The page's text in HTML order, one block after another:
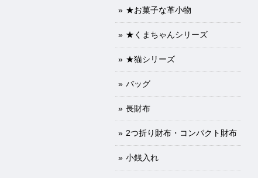
★お菓子な革小物
★くまちゃんシリーズ
★猫シリーズ
バッグ
長財布
2つ折り財布・コンパクト財布
小銭入れ